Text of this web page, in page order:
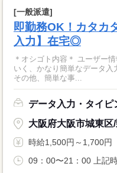
[一般派遣]
即勤務OK！カタカ
入力】在宅◎
＊オシゴト内容＊ ユーザー情報を専用フォームに そのまま入力して
いく、かなり簡単なデータ
その他、簡単な事...
データ入力・タイピ
大阪府大阪市城東区/
時給1,500円～1,700円
09：00〜21：00 上記